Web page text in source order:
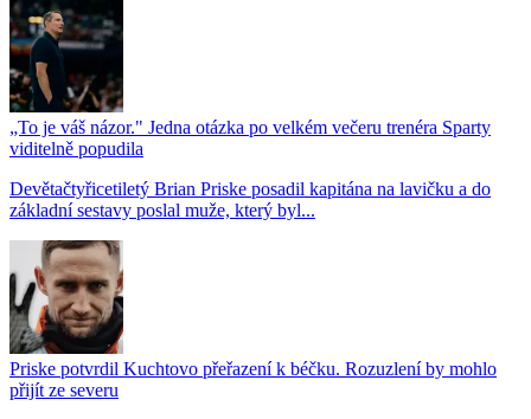
„To je váš názor." Jedna otázka po velkém večeru trenéra Sparty
viditelně popudila
Devětačtyřicetiletý Brian Priske posadil kapitána na lavičku a do
základní sestavy poslal muže, který byl...
Priske potvrdil Kuchtovo přeřazení k béčku. Rozuzlení by mohlo
přijít ze severu